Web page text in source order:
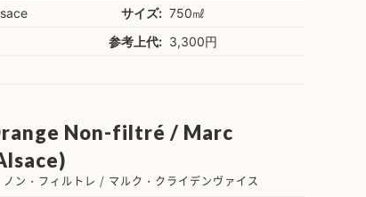
サイズ: 750㎖
参考上代: 3,300円
Non-filtré / Marc
ン・フィルトレ / マルク・クライデンヴァイス